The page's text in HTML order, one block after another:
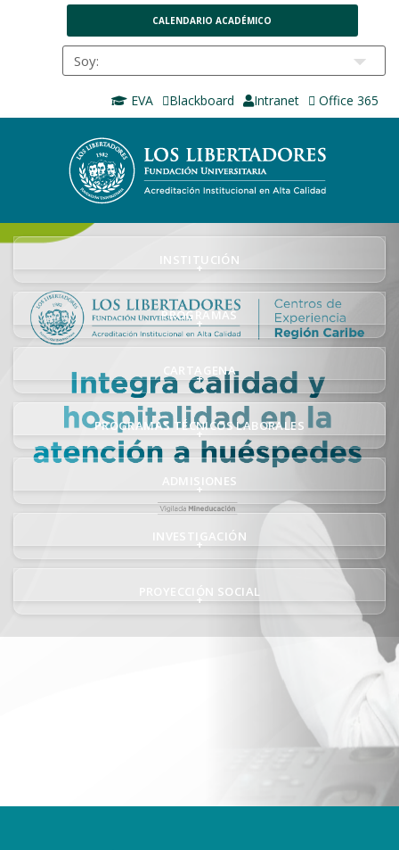
CALENDARIO ACADÉMICO
EVA Blackboard Intranet Office 365
INSTITUCIÓN
+
PROGRAMAS
+
CARTAGENA
+
PROGRAMAS TÉCNICOS LABORALES
+
ADMISIONES
+
INVESTIGACIÓN
+
PROYECCIÓN SOCIAL
+